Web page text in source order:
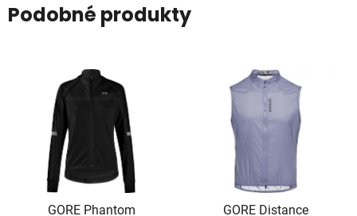
Podobné produkty
GORE Phantom
GORE Distance